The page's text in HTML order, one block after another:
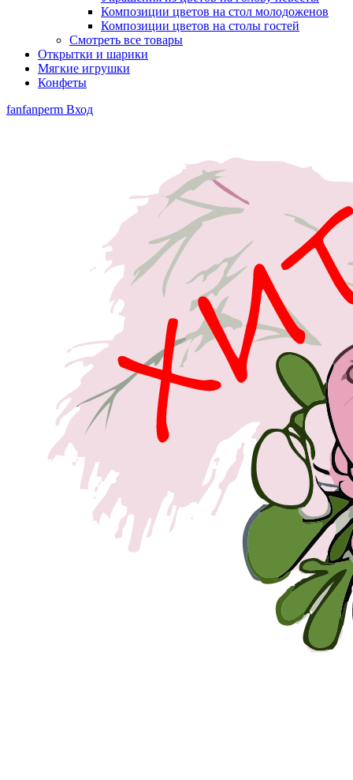
Композиции цветов на стол молодоженов
Композиции цветов на столы гостей
Смотреть все товары
Открытки и шарики
Мягкие игрушки
Конфеты
fanfanperm Вход